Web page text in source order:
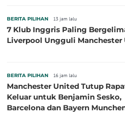
BERITA PILIHAN 13 jam lalu
7 Klub Inggris Paling
Liverpool Ungguli Manchester
BERITA PILIHAN 16 jam lalu
Manchester United Tutup
Keluar untuk Benjamin Sesko,
Barcelona dan Bayern